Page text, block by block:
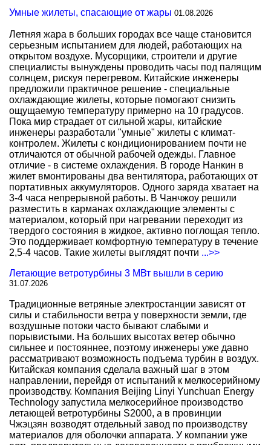
Умные жилеты, спасающие от жары 01.08.2026
Летняя жара в больших городах все чаще становится
серьезным испытанием для людей, работающих на
открытом воздухе. Мусорщики, строители и другие
специалисты вынуждены проводить часы под палящим
солнцем, рискуя перегревом. Китайские инженеры
предложили практичное решение - специальные
охлаждающие жилеты, которые помогают снизить
ощущаемую температуру примерно на 10 градусов.
Пока мир страдает от сильной жары, китайские
инженеры разработали "умные" жилеты с климат-
контролем. Жилеты с кондиционированием почти не
отличаются от обычной рабочей одежды. Главное
отличие - в системе охлаждения. В городе Нанкин в
жилет вмонтированы два вентилятора, работающих от
портативных аккумуляторов. Одного заряда хватает на
3-4 часа непрерывной работы. В Чанчжоу решили
разместить в карманах охлаждающие элементы с
материалом, который при нагревании переходит из
твердого состояния в жидкое, активно поглощая тепло.
Это поддерживает комфортную температуру в течение
2,5-4 часов. Такие жилеты выглядят почти ...>>
Летающие ветротурбины 3 МВт вышли в серию
31.07.2026
Традиционные ветряные электростанции зависят от
силы и стабильности ветра у поверхности земли, где
воздушные потоки часто бывают слабыми и
порывистыми. На больших высотах ветер обычно
сильнее и постояннее, поэтому инженеры уже давно
рассматривают возможность подъема турбин в воздух.
Китайская компания сделала важный шаг в этом
направлении, перейдя от испытаний к мелкосерийному
производству. Компания Beijing Linyi Yunchuan Energy
Technology запустила мелкосерийное производство
летающей ветротурбины S2000, а в провинции
Чжэцзян возводят отдельный завод по производству
материалов для оболочки аппарата. У компании уже